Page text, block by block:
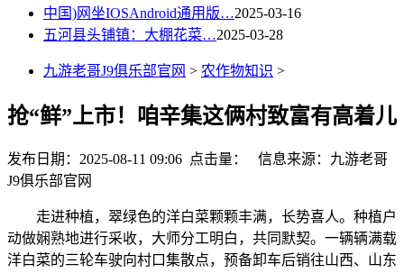
中国)网坐IOSAndroid通用版…2025-03-16
五河县头铺镇：大棚花菜…2025-03-28
九游老哥J9俱乐部官网 > 农作物知识 >
抢“鲜”上市！咱辛集这俩村致富有高着儿
发布日期：2025-08-11 09:06 点击量：
信息来源：九游老哥
J9俱乐部官网
走进种植，翠绿色的洋白菜颗颗丰满，长势喜人。种植户
动做娴熟地进行采收，大师分工明白，共同默契。一辆辆满载
洋白菜的三轮车驶向村口集散点，预备卸车后销往山西、山东